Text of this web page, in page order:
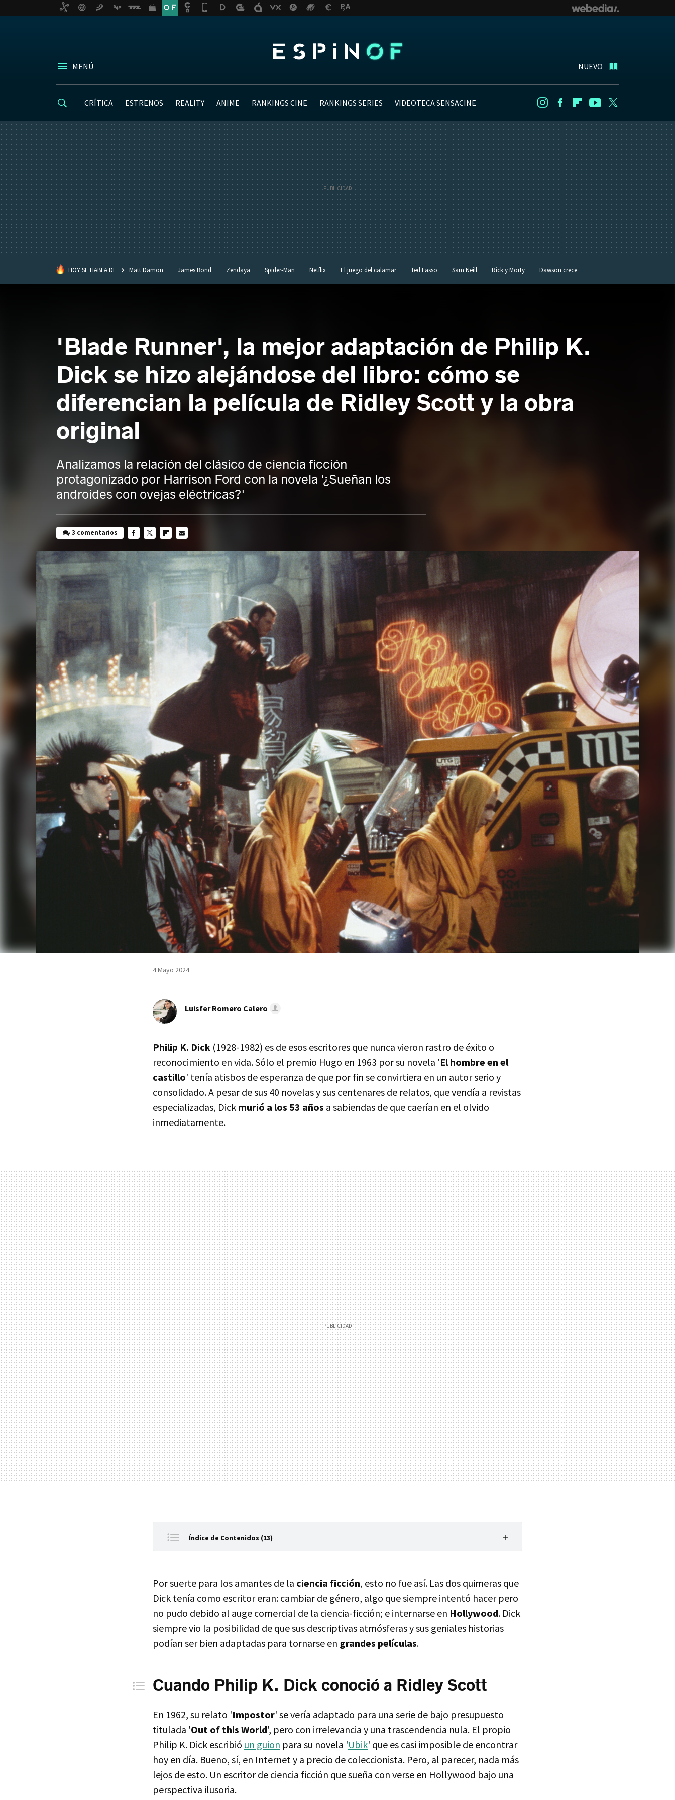
MENÚ NUEVO
CRÍTICA ESTRENOS REALITY ANIME RANKINGS CINE RANKINGS SERIES VIDEOTECA SENSACINE InstagramFacebookFlipboard
Youtube
HOY SE HABLA DE Matt Damon James Bond Zendaya Spider-Man Netflix El juego del calamar Ted Lasso Sam Neill Rick y Morty Dawson crece
'Blade Runner', la mejor adaptación de Philip K.
Dick se hizo alejándose del libro: cómo se
diferencian la película de Ridley Scott y la obra
original
Analizamos la relación del clásico de ciencia ficción
protagonizado por Harrison Ford con la novela '¿Sueñan los
androides con ovejas eléctricas?'
3 comentarios
MAIL
4 Mayo 2024
Luisfer Romero Calero
Philip K. Dick (1928-1982) es de esos escritores que nunca vieron rastro de éxito o
reconocimiento en vida. Sólo el premio Hugo en 1963 por su novela 'El hombre en el
castillo' tenía atisbos de esperanza de que por fin se convirtiera en un autor serio y
consolidado. A pesar de sus 40 novelas y sus centenares de relatos, que vendía a revistas
especializadas, Dick murió a los 53 años a sabiendas de que caerían en el olvido
inmediatamente.
Índice de Contenidos (13)
1- La película está llena de japoneses: ¿por qué?
2- La ambientación de 'Blade Runner' es impresionante: ¿hay algo de esto en la novela?
3- Blade Runner, replicante, "retiro": ¿aparecen estos términos en la novela?
4- ¿En qué consiste realmente la colonización a Marte?
5- ¿Tiene la misma importancia el personaje de J.F. Sebastian en la novela?
7- ¿En qué consiste el test que hace Deckard a los replicantes?
9- ¿Es Deckard un replicante? ¿Se aclara en la novela?
10- ¿Qué pasa con los animales, por qué se les valora tanto?
11- Hay muchas versiones de la película, ¿cuál es la mejor? ¿Cuál es la más justa con Dick?
Por suerte para los amantes de la ciencia ficción, esto no fue así. Las dos quimeras que
Dick tenía como escritor eran: cambiar de género, algo que siempre intentó hacer pero
no pudo debido al auge comercial de la ciencia-ficción; e internarse en Hollywood. Dick
siempre vio la posibilidad de que sus descriptivas atmósferas y sus geniales historias
podían ser bien adaptadas para tornarse en grandes películas.
Cuando Philip K. Dick conoció a Ridley Scott
En 1962, su relato 'Impostor' se vería adaptado para una serie de bajo presupuesto
titulada 'Out of this World', pero con irrelevancia y una trascendencia nula. El propio
Philip K. Dick escribió un guion para su novela 'Ubik' que es casi imposible de encontrar
hoy en día. Bueno, sí, en Internet y a precio de coleccionista. Pero, al parecer, nada más
lejos de esto. Un escritor de ciencia ficción que sueña con verse en Hollywood bajo una
perspectiva ilusoria.